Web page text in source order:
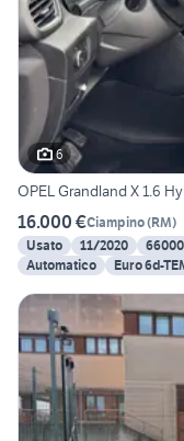
6
OPEL Grandland X 1.6
16.000 €Ciampino(RM)
Usato
11/2020
Automatico
Euro 6d-